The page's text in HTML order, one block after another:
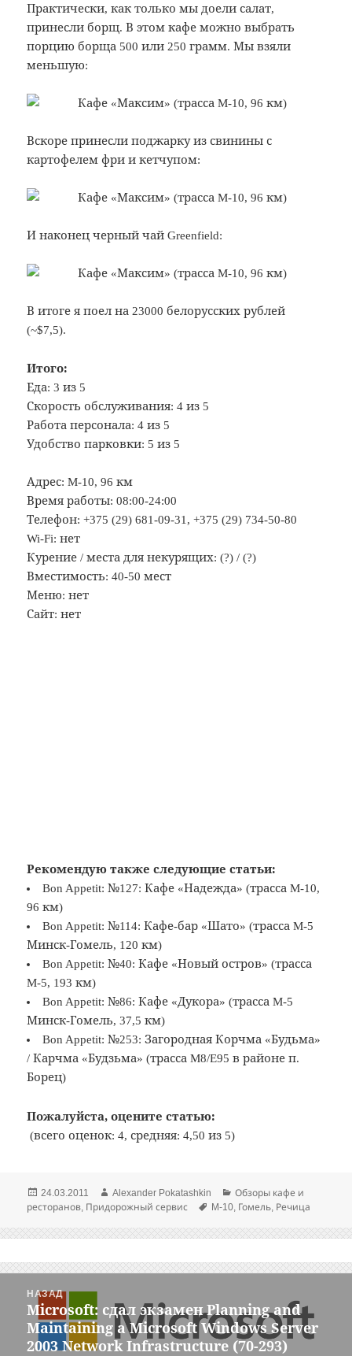
Практически, как только мы доели салат,
принесли борщ. В этом кафе можно выбрать
порцию борща 500 или 250 грамм. Мы взяли
меньшую:
Вскоре принесли поджарку из свинины с
картофелем фри и кетчупом:
И наконец черный чай Greenfield:
В итоге я поел на 23000 белорусских рублей
(~$7,5).
Итого:
Еда: 3 из 5
Скорость обслуживания: 4 из 5
Работа персонала: 4 из 5
Удобство парковки: 5 из 5
Адрес: M-10, 96 км
Время работы: 08:00-24:00
Телефон: +375 (29) 681-09-31, +375 (29) 734-50-80
Wi-Fi: нет
Курение / места для некурящих: (?) / (?)
Вместимость: 40-50 мест
Меню: нет
Сайт: нет
Рекомендую также следующие статьи:
Bon Appetit: №127: Кафе «Надежда» (трасса M-10,
96 км)
Bon Appetit: №114: Кафе-бар «Шато» (трасса M-5
Минск-Гомель, 120 км)
Bon Appetit: №40: Кафе «Новый остров» (трасса
M-5, 193 км)
Bon Appetit: №86: Кафе «Дукора» (трасса M-5
Минск-Гомель, 37,5 км)
Bon Appetit: №253: Загородная Корчма «Будьма»
/ Карчма «Будзьма» (трасса M8/E95 в районе п.
Борец)
Пожалуйста, оцените статью:
(всего оценок: 4, средняя: 4,50 из 5)
Опубликовано
24.03.2011 Автор
Alexander Pokatashkin Рубрики
Обзоры кафе и
ресторанов, Придорожный сервис Метки
M-10, Гомель, Речица
записям
НАЗАД
Предыдущая
запись:
Microsoft: сдал экзамен Planning and
Maintaining a Microsoft Windows Server
2003 Network Infrastructure (70-293)